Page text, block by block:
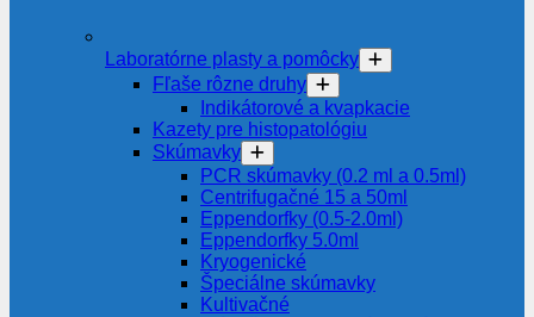
Laboratórne plasty a pomôcky
Fľaše rôzne druhy
Indikátorové a kvapkacie
Kazety pre histopatológiu
Skúmavky
PCR skúmavky (0.2 ml a 0.5ml)
Centrifugačné 15 a 50ml
Eppendorfky (0.5-2.0ml)
Eppendorfky 5.0ml
Kryogenické
Špeciálne skúmavky
Kultivačné